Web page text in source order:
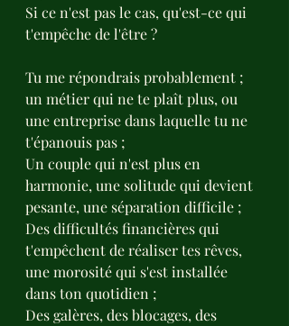
Si ce n'est pas le cas, qu'est-ce qui
t'empêche de l'être ?
Tu me répondrais probablement ;
un métier qui ne te plaît plus, ou
une entreprise dans laquelle tu ne
t'épanouis pas ;
Un couple qui n'est plus en
harmonie, une solitude qui devient
pesante, une séparation difficile ;
Des difficultés financières qui
t'empêchent de réaliser tes rêves,
une morosité qui s'est installée
dans ton quotidien ;
Des galères, des blocages, des